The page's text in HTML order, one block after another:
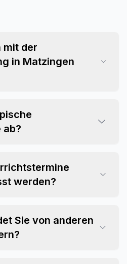
mit der
in Matzingen
ab?
werden?
Sie von anderen